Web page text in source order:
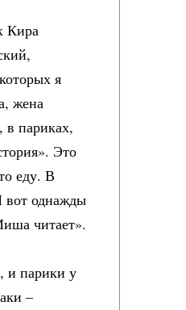
Кира
я
жена
париках,
Это
еду. В
вот однажды
читает».
и парики у
–